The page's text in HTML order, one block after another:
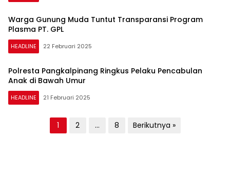
Warga Gunung Muda Tuntut Transparansi Program
Plasma PT. GPL
HEADLINE 22 Februari 2025
Polresta Pangkalpinang Ringkus Pelaku Pencabulan
Anak di Bawah Umur
HEADLINE 21 Februari 2025
1 2 … 8 Berikutnya »